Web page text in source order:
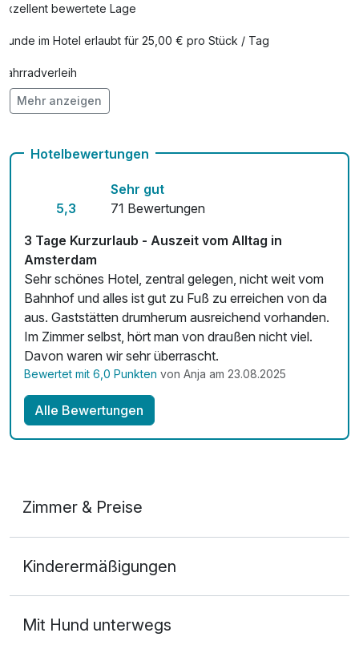
Exzellent bewertete Lage
Hunde im Hotel erlaubt für 25,00 € pro Stück / Tag
Fahrradverleih
Kostenloses W-LAN
Mehr anzeigen
Hotelbewertungen
5,3
Sehr gut
71 Bewertungen
3 Tage Kurzurlaub - Auszeit vom Alltag in
Amsterdam
Sehr schönes Hotel, zentral gelegen, nicht weit vom
Bahnhof und alles ist gut zu Fuß zu erreichen von da
aus. Gaststätten drumherum ausreichend vorhanden.
Im Zimmer selbst, hört man von draußen nicht viel.
Davon waren wir sehr überrascht.
Bewertet mit 6,0 Punkten von Anja am 23.08.2025
Alle Bewertungen
Zimmer & Preise
2 Erwachsene
Kinderermäßigungen
Mit Hund unterwegs